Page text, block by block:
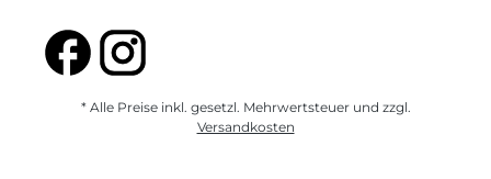
* Alle Preise inkl. gesetzl. Mehrwertsteuer und zzgl.
Versandkosten